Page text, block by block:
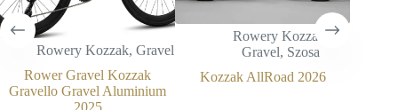
Rowery Kozzak,Gravel
Rower Gravel Kozzak
Gravello Gravel Aluminium
2025
Rowery Kozzak ,
Gravel, Szosa
Kozzak AllRoad 2026